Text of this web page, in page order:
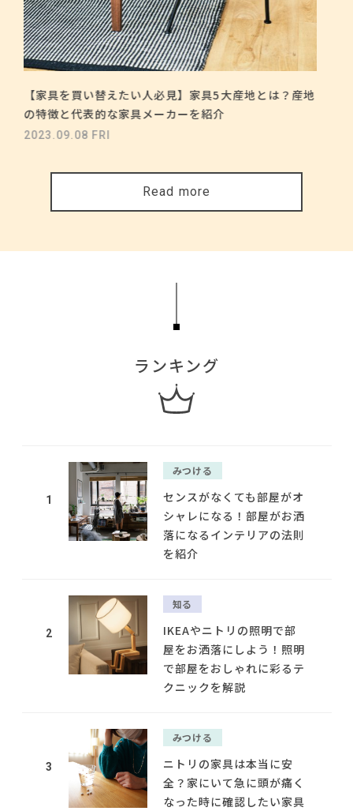
【家具を買い替えたい人必見】家具5大産地とは？産地
の特徴と代表的な家具メーカーを紹介
2023.09.08 FRI
Read more
ランキング
1
みつける
センスがなくても部屋がオ
シャレになる！部屋がお洒
落になるインテリアの法則
を紹介
2
知る
IKEAやニトリの照明で部
屋をお洒落にしよう！照明
で部屋をおしゃれに彩るテ
クニックを解説
3
みつける
ニトリの家具は本当に安
全？家にいて急に頭が痛く
なった時に確認したい家具